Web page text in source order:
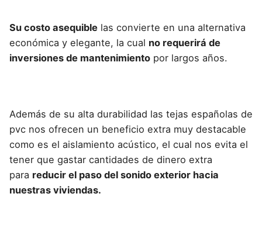
Su costo asequible las convierte en una alternativa
económica y elegante, la cual no requerirá de
inversiones de mantenimiento por largos años.
Además de su alta durabilidad las tejas españolas de
pvc nos ofrecen un beneficio extra muy destacable
como es el aislamiento acústico, el cual nos evita el
tener que gastar cantidades de dinero extra
para reducir el paso del sonido exterior hacia
nuestras viviendas.